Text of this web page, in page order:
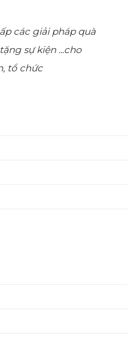
các giải pháp quà
sự kiện ...cho
tổ chức